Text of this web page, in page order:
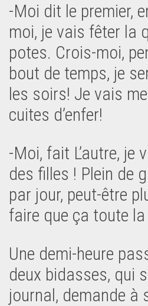
-Moi dit le premier,
moi, je vais fêter la
potes. Crois-moi,
bout de temps, je
les soirs! Je vais
cuites d’enfer!
-Moi, fait L’autre, je
des filles ! Plein de
par jour, peut-être
faire que ça toute la
Une demi-heure
deux bidasses, qui
journal, demande à